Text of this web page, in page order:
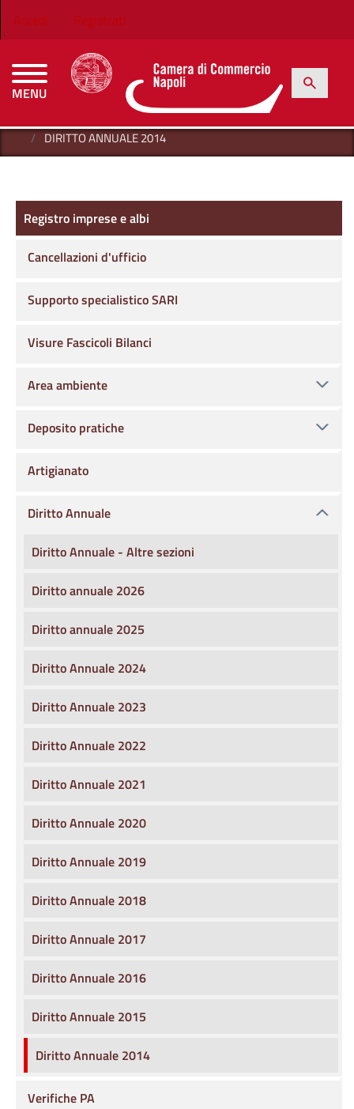
Menu profilo utente
Accedi Registrati
MENU
CAMERE DI COMMERCIO D'ITALIA
Cerca
h
DIRITTO ANNUALE 2014
Registro imprese e albi
Registro imprese e albi
Cancellazioni d'ufficio
Supporto specialistico SARI
Visure Fascicoli Bilanci
Area ambiente
Deposito pratiche
Artigianato
Diritto Annuale
Diritto Annuale - Altre sezioni
Diritto annuale 2026
Diritto annuale 2025
Diritto Annuale 2024
Diritto Annuale 2023
Diritto Annuale 2022
Diritto Annuale 2021
Diritto Annuale 2020
Diritto Annuale 2019
Diritto Annuale 2018
Diritto Annuale 2017
Diritto Annuale 2016
Diritto Annuale 2015
Diritto Annuale 2014
Verifiche PA